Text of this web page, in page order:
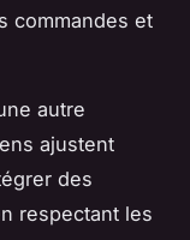
commandes et
autre
ajustent
des
respectant les